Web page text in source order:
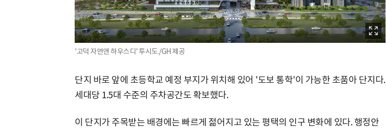
'고덕 자연앤 하우스디' 투시도./GH 제공
단지 바로 앞에 초등학교 예정 부지가 위치해 있어 '도보 통학'이 가능한 초품아 단지다.
세대당 1.5대 수준의 주차공간도 확보했다.
이 단지가 주목받는 배경에는 빠르게 젊어지고 있는 평택의 인구 변화에 있다. 행정안